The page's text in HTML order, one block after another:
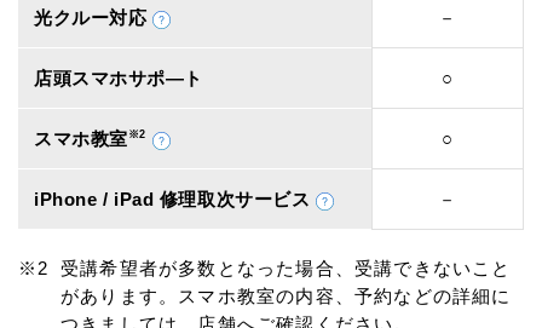
光クルー対応 －
店頭スマホサポ―ト ○
スマホ教室 ※2 ○
iPhone / iPad 修理取次サービス －
受講希望者が多数となった場合、受講できないこと
があります。スマホ教室の内容、予約などの詳細に
つきましては、店舗へご確認ください。